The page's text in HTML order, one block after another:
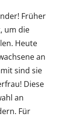
Früher
um die
Heute
an
sind sie
Diese
an
Für